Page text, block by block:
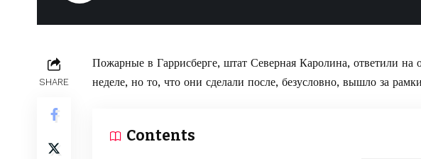
SHARE
Пожарные в Гаррисберге, штат Северная Каролина, ответили
неделе, но то, что они сделали после, безусловно, вышло за
Contents